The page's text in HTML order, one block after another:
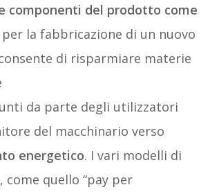
componenti del prodotto come
per la fabbricazione di un nuovo
di risparmiare materie
da parte degli utilizzatori
del macchinario verso
energetico. I vari modelli di
come quello “pay per